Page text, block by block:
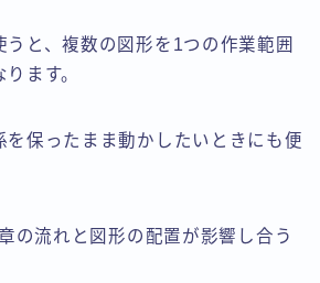
と、複数の図形を1つの作業範囲
ます。
を保ったまま動かしたいときにも便
の流れと図形の配置が影響し合う